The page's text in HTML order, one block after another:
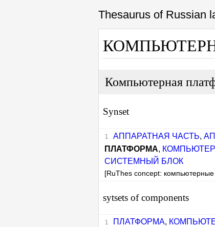
Thesaurus of Russian
Компьютерная
Synset
АППАРАТНАЯ ЧАСТЬ,
ПЛАТФОРМА,
СИСТЕМНЫЙ БЛОК
[RuThes concept:
sytsets of components
ПЛАТФОРМА,